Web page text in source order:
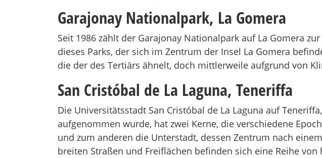
Garajonay Nationalpark, La Gomera
Seit 1986 zählt der Garajonay Nationalpark auf La Gomera
dieses Parks, der sich im Zentrum der Insel La Gomera
die der des Tertiärs ähnelt, doch mittlerweile aufgrund von
San Cristóbal de La Laguna, Teneriffa
Die Universitätsstadt San Cristóbal de La Laguna auf
aufgenommen wurde, hat zwei Kerne, die verschiedene
und zum anderen die Unterstadt, dessen Zentrum nach
breiten Straßen und Freiflächen befinden sich eine Reihe